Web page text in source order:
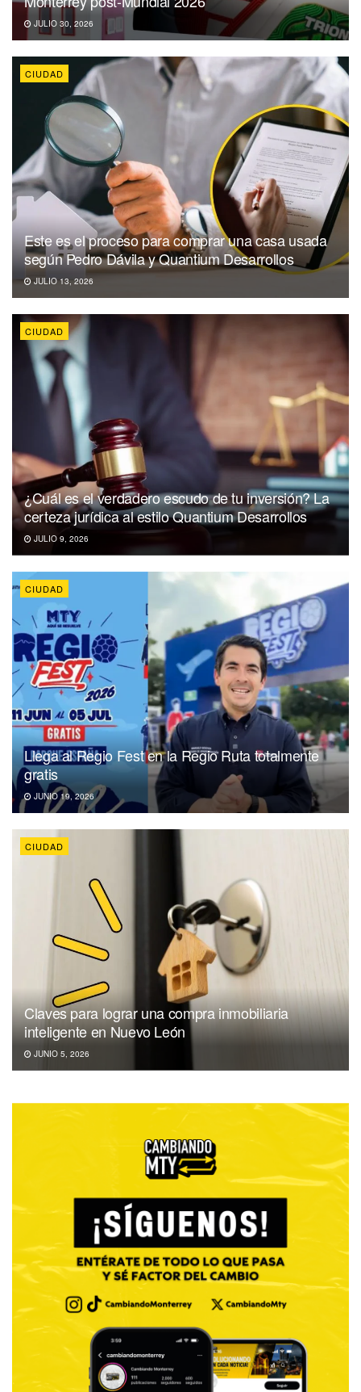
JULIO 30, 2026
CIUDAD
Este es el proceso para comprar una casa usada
según Pedro Dávila y Quantium Desarrollos
JULIO 13, 2026
CIUDAD
¿Cuál es el verdadero escudo de tu inversión? La
certeza jurídica al estilo Quantium Desarrollos
JULIO 9, 2026
CIUDAD
Llega al Regio Fest en la Regio Ruta totalmente
gratis
JUNIO 19, 2026
CIUDAD
Claves para lograr una compra inmobiliaria
inteligente en Nuevo León
JUNIO 5, 2026